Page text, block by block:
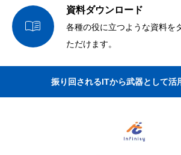

資料ダウンロード
各種の役に立つような資料を
ただけます。
振り回されるITから武器として活